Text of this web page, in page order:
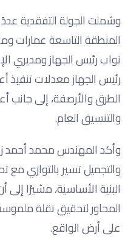
وشملت الجولة التفقدية
المنطقة التاسعة عمارات
نواب رئيس الجهاز ومديري
رئيس الجهاز معدلات تنفيذ
الطرق والأرصفة، إلى جانب
والتنسيق العام.
وأكد المهندس محمد أحمد
والتجميل تسير بالتوازي
البنية الأساسية، مشيرًا
المحاور لتحقيق نقلة
على أرض الواقع.